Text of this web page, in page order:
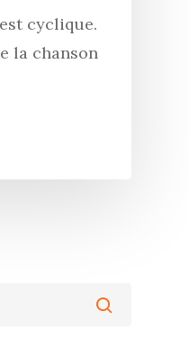
cyclique.
la chanson